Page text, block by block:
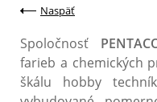
Naspäť
Spoločnosť
farieb a chemických
škálu hobby